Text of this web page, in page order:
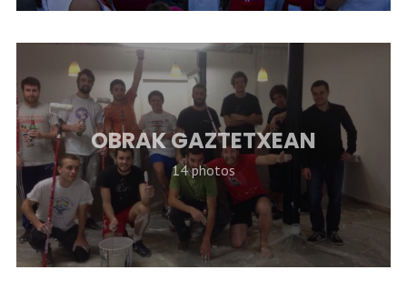
OBRAK GAZTETXEAN
14 photos